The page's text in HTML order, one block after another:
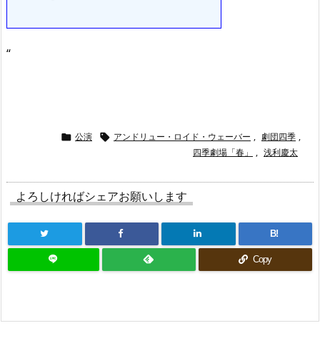
“
 公演  アンドリュー・ロイド・ウェーバー , 劇団四季 ,
四季劇場「春」
, 浅利慶太
よろしければシェアお願いします
B!
Copy